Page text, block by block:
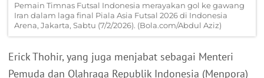
Pemain Timnas Futsal Indonesia merayakan gol ke gawang
Iran dalam laga final Piala Asia Futsal 2026 di Indonesia
Arena, Jakarta, Sabtu (7/2/2026). (Bola.com/Abdul Aziz)
Erick Thohir, yang juga menjabat sebagai Menteri
Pemuda dan Olahraga Republik Indonesia (Menpora)